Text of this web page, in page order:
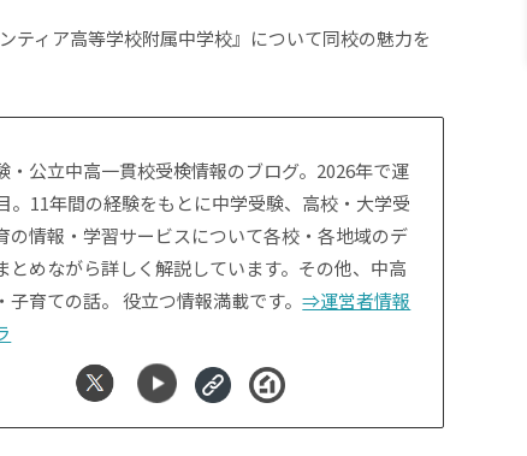
ティア高等学校附属中学校』について同校の魅力を
・公立中高一貫校受検情報のブログ。2026年で運
。11年間の経験をもとに中学受験、高校・大学受
の情報・学習サービスについて各校・各地域のデ
とめながら詳しく解説しています。その他、中高
子育ての話。 役立つ情報満載です。⇒運営者情報